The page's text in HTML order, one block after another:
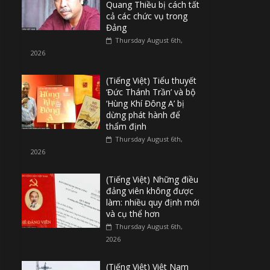
Quang Thiều bị cách tất
cả các chức vụ trong
Đảng
Thursday August 6th,
2026
(Tiếng Việt) Tiểu thuyết
‘Đức Thánh Trần’ và bộ
‘Hùng Khí Đông A’ bị
dừng phát hành để
thẩm định
Thursday August 6th,
2026
(Tiếng Việt) Những điều
đảng viên không được
làm: nhiều quy định mới
và cụ thể hơn
Thursday August 6th,
2026
(Tiếng Việt) Việt Nam